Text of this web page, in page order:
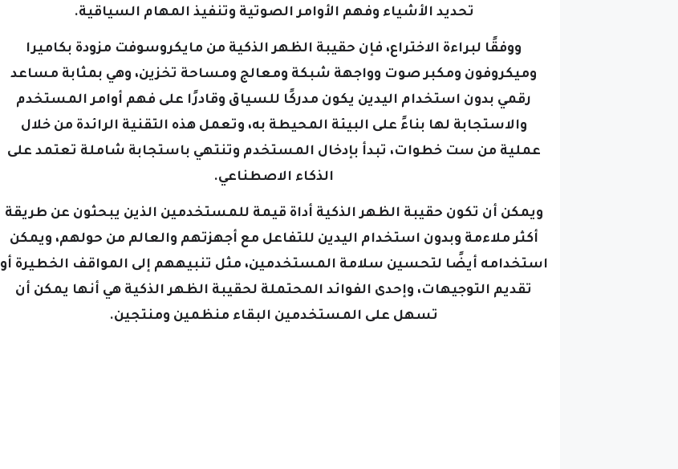
تحديد الأشياء وفهم الأوامر الصوتية وتنفيذ المهام السياقية.
ووفقًا لبراءة الاختراع، فإن حقيبة الظهر الذكية من مايكروسوفت مزودة بكاميرا
وميكروفون ومكبر صوت وواجهة شبكة ومعالج ومساحة تخزين، وهي بمثابة مساعد
رقمي بدون استخدام اليدين يكون مدركًا للسياق وقادرًا على فهم أوامر المستخدم
والاستجابة لها بناءً على البيئة المحيطة به، وتعمل هذه التقنية الرائدة من خلال
عملية من ست خطوات، تبدأ بإدخال المستخدم وتنتهي باستجابة شاملة تعتمد على
الذكاء الاصطناعي.
ويمكن أن تكون حقيبة الظهر الذكية أداة قيمة للمستخدمين الذين يبحثون عن طريقة
أكثر ملاءمة وبدون استخدام اليدين للتفاعل مع أجهزتهم والعالم من حولهم، ويمكن
استخدامه أيضًا لتحسين سلامة المستخدمين، مثل تنبيههم إلى المواقف الخطيرة أو
تقديم التوجيهات، وإحدى الفوائد المحتملة لحقيبة الظهر الذكية هي أنها يمكن أن
تسهل على المستخدمين البقاء منظمين ومنتجين.